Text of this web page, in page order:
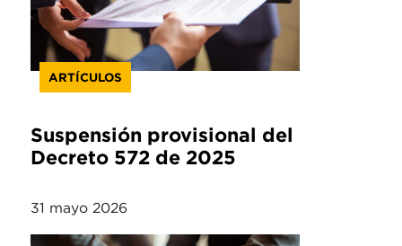
ARTÍCULOS
Suspensión provisional del
Decreto 572 de 2025
31 mayo 2026